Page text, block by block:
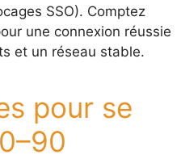
SSO). Comptez
une connexion réussie
et un réseau stable.
pour se